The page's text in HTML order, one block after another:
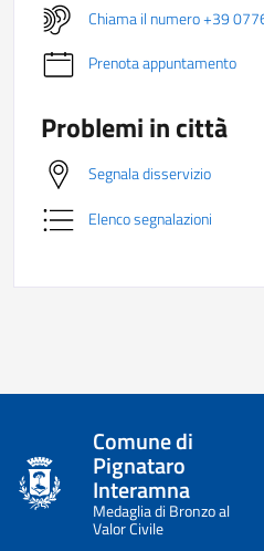
Chiama il numero +39
Prenota appuntamento
Problemi in città
Segnala disservizio
Elenco segnalazioni
Comune di
Pignataro
Interamna
Medaglia di Bronzo al
Valor Civile